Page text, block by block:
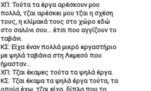
ΧΠ: Τούτα τα έργα αρέσκουν μου
πολλά, τζαι αρέσκει μου τζαι η σχέση
τους, η κλίμακά τους στο χώρο εδώ
στο σαλόνι σου… έτσι που αγγίζουν το
ταβάνι.
ΚΣ: Είχα έναν πολλά μικρό εργαστήριο
με ψηλά ταβάνια στη Λεμεσό που
ήμασταν…
ΧΠ: Τζαι έκαμες τούτα τα ψηλά έργα.
ΚΣ: Τζαι έκαμα τα ψηλά έργα τούτα, τα
οποία έχω, τζαι είχα, δίπλα που το